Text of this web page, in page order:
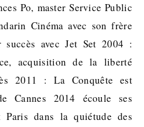
Po, master Service Public
Cinéma avec son frère
avec Jet Set 2004 :
acquisition de la liberté
2011 : La Conquête est
Cannes 2014 écoule ses
Paris dans la quiétude des